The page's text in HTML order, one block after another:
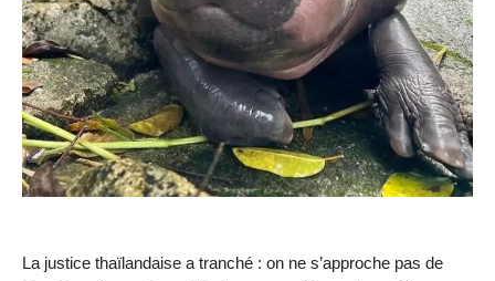
La justice thaïlandaise a tranché : on ne s’approche pas de